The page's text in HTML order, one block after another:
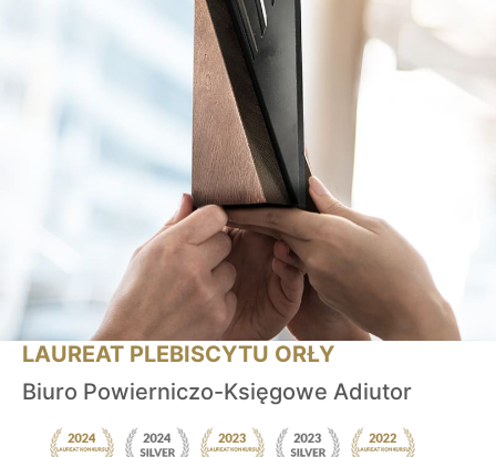
LAUREAT PLEBISCYTU ORŁY
Biuro Powierniczo-Księgowe Adiutor